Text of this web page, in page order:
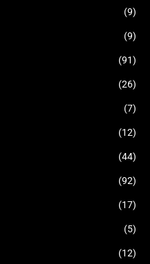
(9)
(9)
(91)
(26)
(7)
(12)
(44)
(92)
(17)
(5)
(12)